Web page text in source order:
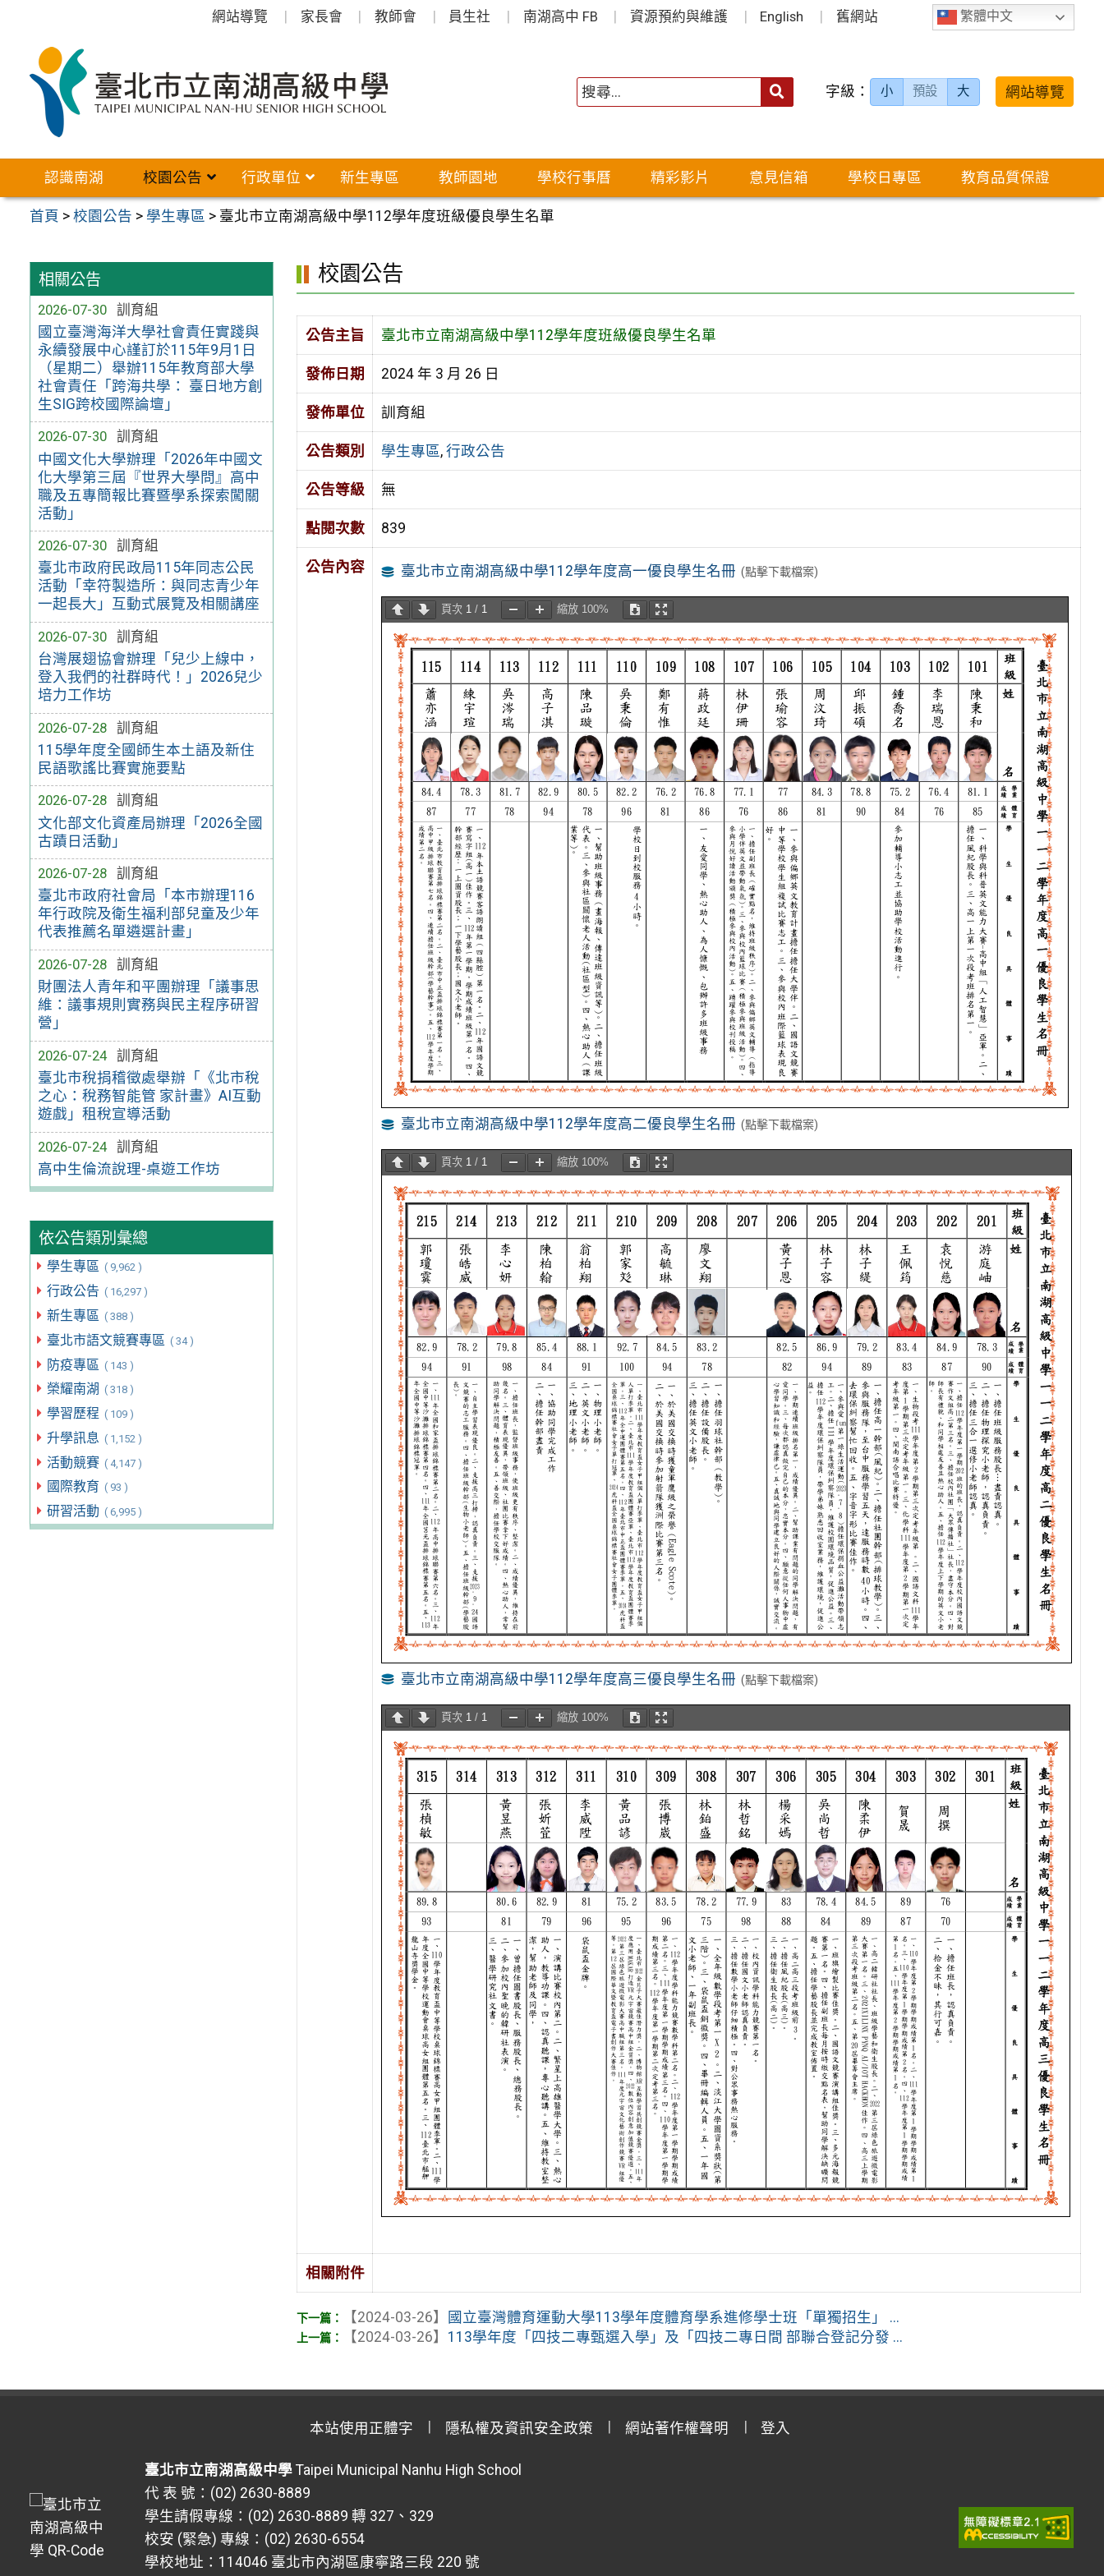
繁體中文
網站導覽 家長會 教師會 員生社 南湖高中 FB 資源預約與維護 English 舊網站
字級： 小 預設 大 網站導覽
認識南湖 校園公告 行政單位 新生專區 教師園地 學校行事曆 精彩影片 意見信箱 學校日專區 教育品質保證
首頁 >校園公告 > 學生專區 > 臺北市立南湖高級中學112學年度班級優良學生名單
相關公告
2026-07-30
訓育組
國立臺灣海洋大學社會責任實踐與
永續發展中心謹訂於115年9月1日
（星期二）舉辦115年教育部大學
社會責任「跨海共學： 臺日地方創
生SIG跨校國際論壇」
2026-07-30
訓育組
中國文化大學辦理「2026年中國文
化大學第三屆『世界大學問』高中
職及五專簡報比賽暨學系探索闖關
活動」
2026-07-30
訓育組
臺北市政府民政局115年同志公民
活動「幸符製造所：與同志青少年
一起長大」互動式展覽及相關講座
2026-07-30
訓育組
台灣展翅協會辦理「兒少上線中，
登入我們的社群時代！」2026兒少
培力工作坊
2026-07-28
訓育組
115學年度全國師生本土語及新住
民語歌謠比賽實施要點
2026-07-28
訓育組
文化部文化資產局辦理「2026全國
古蹟日活動」
2026-07-28
訓育組
臺北市政府社會局「本市辦理116
年行政院及衛生福利部兒童及少年
代表推薦名單遴選計畫」
2026-07-28
訓育組
財團法人青年和平團辦理「議事思
維：議事規則實務與民主程序研習
營」
2026-07-24
訓育組
臺北市稅捐稽徵處舉辦「《北市稅
之心：稅務智能管 家計畫》AI互動
遊戲」租稅宣導活動
2026-07-24
訓育組
高中生倫流說理-桌遊工作坊
依公告類別彙總
學生專區 ( 9,962 )
行政公告 ( 16,297 )
新生專區 ( 388 )
臺北市語文競賽專區 ( 34 )
防疫專區 ( 143 )
榮耀南湖 ( 318 )
學習歷程 ( 109 )
升學訊息 ( 1,152 )
活動競賽 ( 4,147 )
國際教育 ( 93 )
研習活動 ( 6,995 )
校園公告
公告主旨 臺北市立南湖高級中學112學年度班級優良學生名單
發佈日期 2024 年 3 月 26 日
發佈單位 訓育組
公告類別 學生專區, 行政公告
公告等級 無
點閱次數 839
公告內容 臺北市立南湖高級中學112學年度高一優良學生名冊 (點擊下載檔案)
頁次 1 / 1 縮放 100%
臺北市立南湖高級中學112學年度高二優良學生名冊 (點擊下載檔案)
頁次 1 / 1 縮放 100%
臺北市立南湖高級中學112學年度高三優良學生名冊 (點擊下載檔案)
頁次 1 / 1 縮放 100%
相關附件
【2024-03-26】 國立臺灣體育運動大學113學年度體育學系進修學士班「單獨招生」 ...
【2024-03-26】 113學年度「四技二專甄選入學」及「四技二專日間 部聯合登記分發 ...
本站使用正體字 隱私權及資訊安全政策 網站著作權聲明 登入
臺北市立南湖高級中學 Taipei Municipal Nanhu High School
代 表 號：(02) 2630-8889
學生請假專線：(02) 2630-8889 轉 327、329
校安 (緊急) 專線：(02) 2630-6554
學校地址：114046 臺北市內湖區康寧路三段 220 號